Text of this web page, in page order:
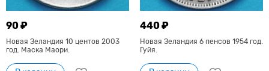
90 ₽
Новая Зеландия 10 центов 2003
год. Маска Маори.
440 ₽
Новая Зеландия 6 пенсов 1954 год.
Гуйя.